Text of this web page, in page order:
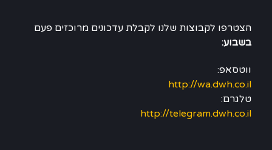
הצטרפו לקבוצות שלנו לקבלת עדכונים מרוכזים פעם
בשבוע:
ווטסאפ:
http://wa.dwh.co.il
טלגרם:
http://telegram.dwh.co.il